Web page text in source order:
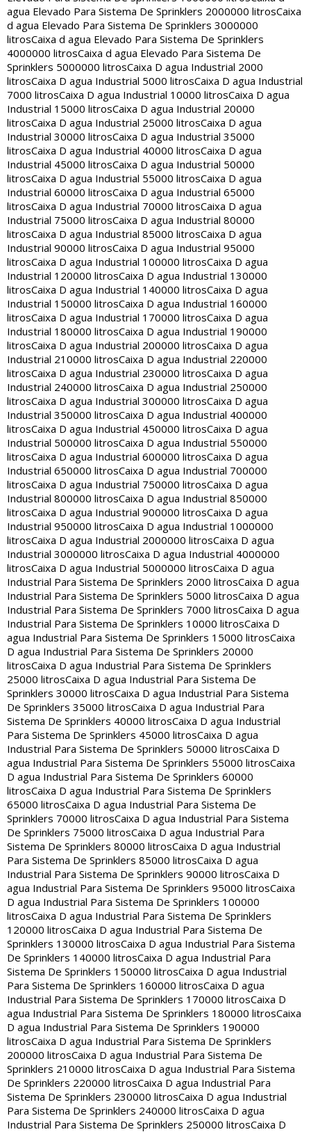
agua Elevado Para Sistema De Sprinklers 2000000 litrosCaixa
d agua Elevado Para Sistema De Sprinklers 3000000
litrosCaixa d agua Elevado Para Sistema De Sprinklers
4000000 litrosCaixa d agua Elevado Para Sistema De
Sprinklers 5000000 litrosCaixa D agua Industrial 2000
litrosCaixa D agua Industrial 5000 litrosCaixa D agua Industrial
7000 litrosCaixa D agua Industrial 10000 litrosCaixa D agua
Industrial 15000 litrosCaixa D agua Industrial 20000
litrosCaixa D agua Industrial 25000 litrosCaixa D agua
Industrial 30000 litrosCaixa D agua Industrial 35000
litrosCaixa D agua Industrial 40000 litrosCaixa D agua
Industrial 45000 litrosCaixa D agua Industrial 50000
litrosCaixa D agua Industrial 55000 litrosCaixa D agua
Industrial 60000 litrosCaixa D agua Industrial 65000
litrosCaixa D agua Industrial 70000 litrosCaixa D agua
Industrial 75000 litrosCaixa D agua Industrial 80000
litrosCaixa D agua Industrial 85000 litrosCaixa D agua
Industrial 90000 litrosCaixa D agua Industrial 95000
litrosCaixa D agua Industrial 100000 litrosCaixa D agua
Industrial 120000 litrosCaixa D agua Industrial 130000
litrosCaixa D agua Industrial 140000 litrosCaixa D agua
Industrial 150000 litrosCaixa D agua Industrial 160000
litrosCaixa D agua Industrial 170000 litrosCaixa D agua
Industrial 180000 litrosCaixa D agua Industrial 190000
litrosCaixa D agua Industrial 200000 litrosCaixa D agua
Industrial 210000 litrosCaixa D agua Industrial 220000
litrosCaixa D agua Industrial 230000 litrosCaixa D agua
Industrial 240000 litrosCaixa D agua Industrial 250000
litrosCaixa D agua Industrial 300000 litrosCaixa D agua
Industrial 350000 litrosCaixa D agua Industrial 400000
litrosCaixa D agua Industrial 450000 litrosCaixa D agua
Industrial 500000 litrosCaixa D agua Industrial 550000
litrosCaixa D agua Industrial 600000 litrosCaixa D agua
Industrial 650000 litrosCaixa D agua Industrial 700000
litrosCaixa D agua Industrial 750000 litrosCaixa D agua
Industrial 800000 litrosCaixa D agua Industrial 850000
litrosCaixa D agua Industrial 900000 litrosCaixa D agua
Industrial 950000 litrosCaixa D agua Industrial 1000000
litrosCaixa D agua Industrial 2000000 litrosCaixa D agua
Industrial 3000000 litrosCaixa D agua Industrial 4000000
litrosCaixa D agua Industrial 5000000 litrosCaixa D agua
Industrial Para Sistema De Sprinklers 2000 litrosCaixa D agua
Industrial Para Sistema De Sprinklers 5000 litrosCaixa D agua
Industrial Para Sistema De Sprinklers 7000 litrosCaixa D agua
Industrial Para Sistema De Sprinklers 10000 litrosCaixa D
agua Industrial Para Sistema De Sprinklers 15000 litrosCaixa
D agua Industrial Para Sistema De Sprinklers 20000
litrosCaixa D agua Industrial Para Sistema De Sprinklers
25000 litrosCaixa D agua Industrial Para Sistema De
Sprinklers 30000 litrosCaixa D agua Industrial Para Sistema
De Sprinklers 35000 litrosCaixa D agua Industrial Para
Sistema De Sprinklers 40000 litrosCaixa D agua Industrial
Para Sistema De Sprinklers 45000 litrosCaixa D agua
Industrial Para Sistema De Sprinklers 50000 litrosCaixa D
agua Industrial Para Sistema De Sprinklers 55000 litrosCaixa
D agua Industrial Para Sistema De Sprinklers 60000
litrosCaixa D agua Industrial Para Sistema De Sprinklers
65000 litrosCaixa D agua Industrial Para Sistema De
Sprinklers 70000 litrosCaixa D agua Industrial Para Sistema
De Sprinklers 75000 litrosCaixa D agua Industrial Para
Sistema De Sprinklers 80000 litrosCaixa D agua Industrial
Para Sistema De Sprinklers 85000 litrosCaixa D agua
Industrial Para Sistema De Sprinklers 90000 litrosCaixa D
agua Industrial Para Sistema De Sprinklers 95000 litrosCaixa
D agua Industrial Para Sistema De Sprinklers 100000
litrosCaixa D agua Industrial Para Sistema De Sprinklers
120000 litrosCaixa D agua Industrial Para Sistema De
Sprinklers 130000 litrosCaixa D agua Industrial Para Sistema
De Sprinklers 140000 litrosCaixa D agua Industrial Para
Sistema De Sprinklers 150000 litrosCaixa D agua Industrial
Para Sistema De Sprinklers 160000 litrosCaixa D agua
Industrial Para Sistema De Sprinklers 170000 litrosCaixa D
agua Industrial Para Sistema De Sprinklers 180000 litrosCaixa
D agua Industrial Para Sistema De Sprinklers 190000
litrosCaixa D agua Industrial Para Sistema De Sprinklers
200000 litrosCaixa D agua Industrial Para Sistema De
Sprinklers 210000 litrosCaixa D agua Industrial Para Sistema
De Sprinklers 220000 litrosCaixa D agua Industrial Para
Sistema De Sprinklers 230000 litrosCaixa D agua Industrial
Para Sistema De Sprinklers 240000 litrosCaixa D agua
Industrial Para Sistema De Sprinklers 250000 litrosCaixa D